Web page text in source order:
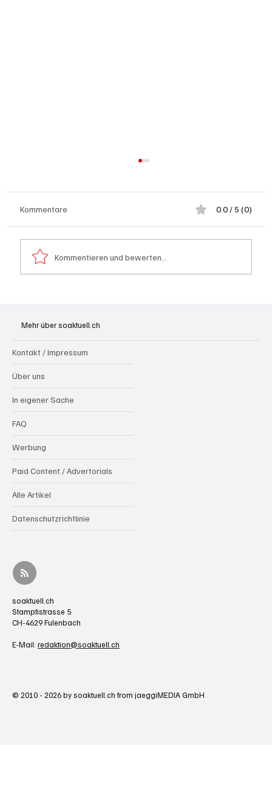
Schulanfang: Achtung Kinder
Kommentare 0.0 / 5 (0)
Kommentieren und bewerten...
Mehr über soaktuell.ch
Kontakt / Impressum
Über uns
In eigener Sache
FAQ
Werbung
Paid Content / Advertorials
Alle Artikel
Datenschutzrichtlinie
soaktuell.ch
Stampfistrasse 5
CH-4629 Fulenbach
E-Mail: redaktion@soaktuell.ch
© 2010 - 2026 by soaktuell.ch from jaeggiMEDIA GmbH